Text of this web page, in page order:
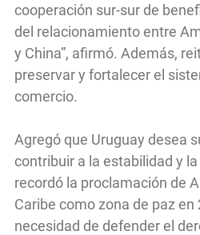
cooperación sur-sur de
del relacionamiento entre
y China”, afirmó. Además,
preservar y fortalecer el
comercio.
Agregó que Uruguay desea
contribuir a la estabilidad y
recordó la proclamación de
Caribe como zona de paz en
necesidad de defender el